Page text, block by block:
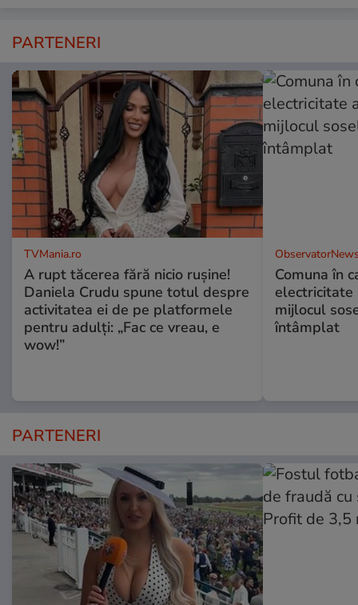
PARTENERI
TVMania.ro
A rupt tăcerea fără nicio rușine!
Daniela Crudu spune totul despre
activitatea ei de pe platformele
pentru adulți: „Fac ce vreau, e
wow!”
Comuna în
electricitate
mijlocul
întâmplat
PARTENERI